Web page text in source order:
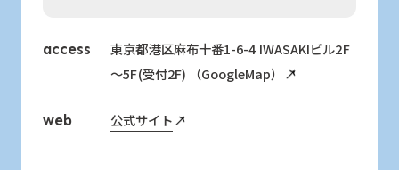
access
東京都港区麻布十番1-6-4 IWASAKIビル2F
～5F(受付2F)
（GoogleMap）
web 公式サイト